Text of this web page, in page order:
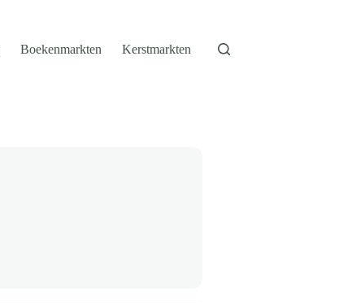
Boekenmarkten Kerstmarkten